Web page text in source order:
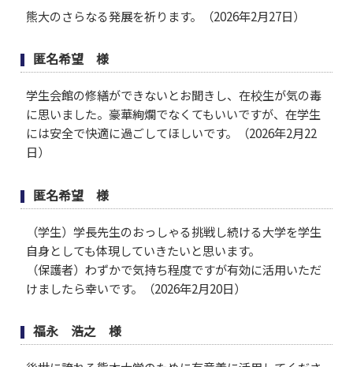
熊大のさらなる発展を祈ります。（2026年2月27日）
匿名希望 様
学生会館の修繕ができないとお聞きし、在校生が気の毒
に思いました。豪華絢爛でなくてもいいですが、在学生
には安全で快適に過ごしてほしいです。（2026年2月22
日）
匿名希望 様
（学生）学長先生のおっしゃる挑戦し続ける大学を学生
自身としても体現していきたいと思います。
（保護者）わずかで気持ち程度ですが有効に活用いただ
けましたら幸いです。（2026年2月20日）
福永 浩之 様